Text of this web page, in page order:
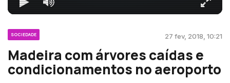
SOCIEDADE 27 fev, 2018, 10:21
Madeira com árvores caídas e
condicionamentos no aeroporto